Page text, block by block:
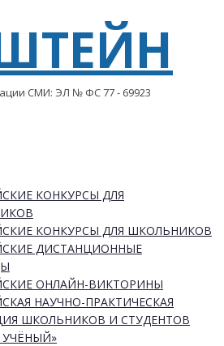
СМИ: ЭЛ № ФС 77 - 69923
КОНКУРСЫ ДЛЯ
КОНКУРСЫ ДЛЯ ШКОЛЬНИКОВ
ДИСТАНЦИОННЫЕ
ОНЛАЙН-ВИКТОРИНЫ
НАУЧНО-ПРАКТИЧЕСКАЯ
ШКОЛЬНИКОВ И СТУДЕНТОВ